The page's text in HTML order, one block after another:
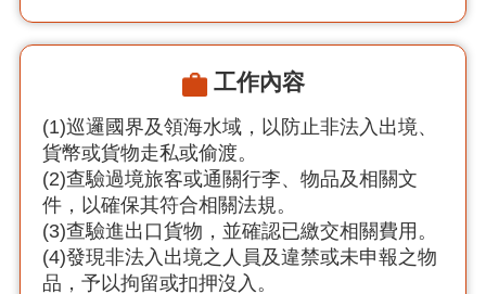
工作內容
(1)巡邏國界及領海水域，以防止非法入出境、
貨幣或貨物走私或偷渡。
(2)查驗過境旅客或通關行李、物品及相關文
件，以確保其符合相關法規。
(3)查驗進出口貨物，並確認已繳交相關費用。
(4)發現非法入出境之人員及違禁或未申報之物
品，予以拘留或扣押沒入。